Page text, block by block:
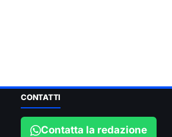
CONTATTI
Contatta la redazione